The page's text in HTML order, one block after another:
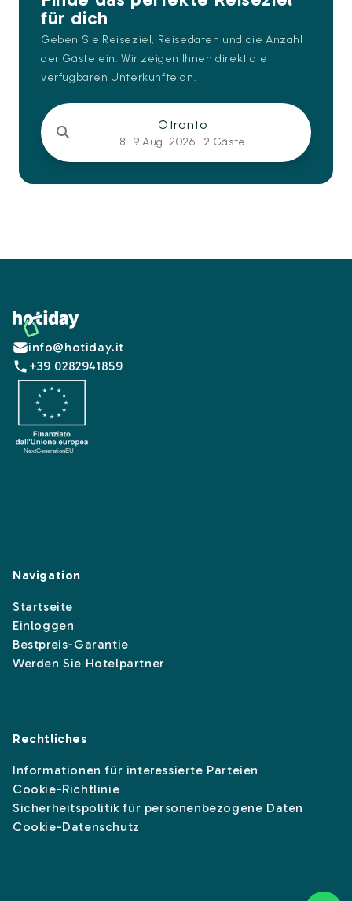
für dich
Geben Sie Reiseziel, Reisedaten und die Anzahl
der Gäste ein: Wir zeigen Ihnen direkt die
verfügbaren Unterkünfte an.
Otranto
8–9 Aug. 2026 · 2 Gäste
Footer
info@hotiday.it
+39 0282941859
Navigation
Startseite
Einloggen
Bestpreis-Garantie
Werden Sie Hotelpartner
Rechtliches
Informationen für interessierte Parteien
Cookie-Richtlinie
Sicherheitspolitik für personenbezogene Daten
Cookie-Datenschutz